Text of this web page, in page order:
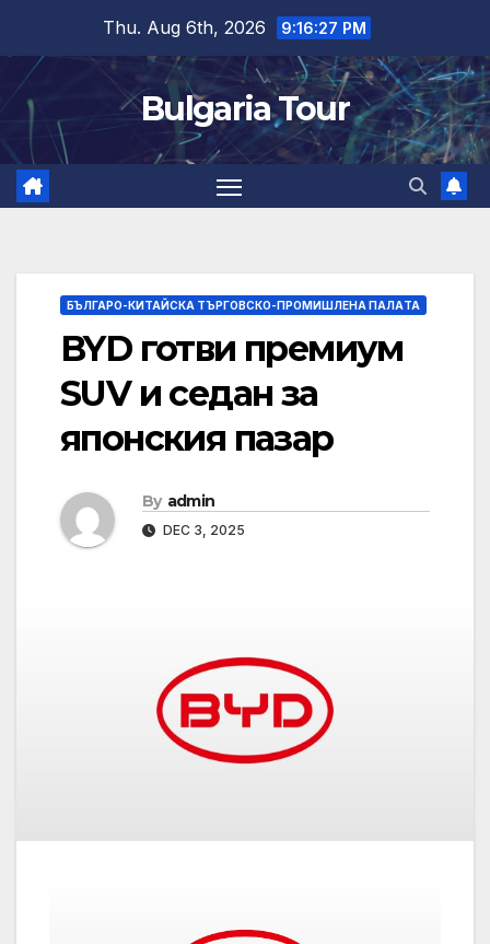
content
Thu. Aug 6th, 2026 9:16:28 PM
Bulgaria Tour
БЪЛГАРО-КИТАЙСКА ТЪРГОВСКО-ПРОМИШЛЕНА ПАЛAТА
BYD готви премиум
SUV и седан за
японския пазар
By admin
DEC 3, 2025